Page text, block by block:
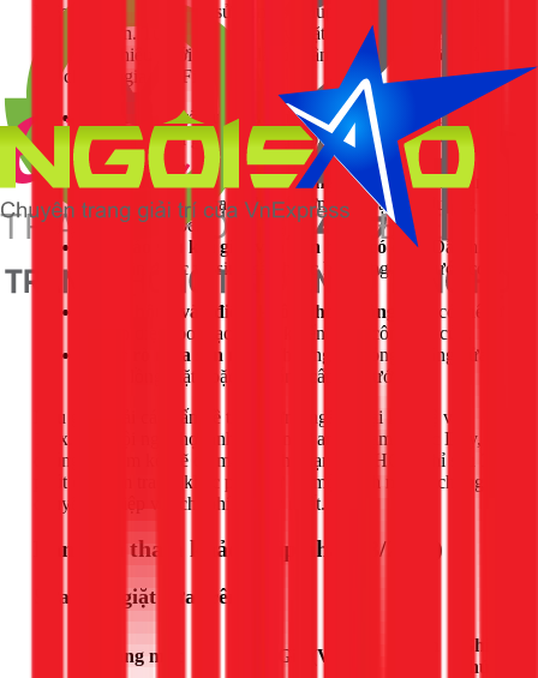
Việc thay đổi thói quen sử dụng sẽ giúp máy giặt hoạt động
hiệu quả hơn. Tuy nhiên, nếu máy giặt của bạn xuất hiện
những dấu hiệu dưới đây, đó là lúc cần đến sự can thiệp của
các chuyên gia từ 1Fix:
Máy kêu to và rung lắc dữ dội khi vắt:
Có thể do
hỏng bộ phận giảm xóc, trục lồng giặt hoặc có vật lạ
kẹt bên trong.
Máy không vắt hoặc vắt không khô:
Nguyên nhân
có thể do lỗi bo mạch, hỏng bơm xả hoặc tắc đường
ống thoát nước.
Quần áo sau khi giặt vẫn bẩn hoặc có cặn:
Dấu hiệu
máy cần được vệ sinh sâu hoặc hệ thống cấp nước có
Máy không vào điện, không hoạt động:
Lỗi có thể từ
nguồn điện, bo mạch điều khiển hoặc công tắc cửa.
Nước rò rỉ ra sàn nhà:
Thường do hỏng gioăng cửa,
thủng lồng giặt hoặc tuột ống cấp/xả nước.
Nếu gặp phải các vấn đề trên, đừng ngần ngại liên hệ với
1Fix. Với đội ngũ thợ lành nghề như anh Phạm Ngọc Duy,
chúng tôi cam kết sẽ có mặt tại nhà bạn ở TPHCM chỉ sau 30
phút để kiểm tra và khắc phục sự cố một cách nhanh chóng,
chuyên nghiệp với chi phí hợp lý nhất.
Bảng giá tham khảo (Cập nhật 03/2026)
Sửa máy giặt cửa trên
Hạng mục Giá (VNĐ)
Ghi
chú